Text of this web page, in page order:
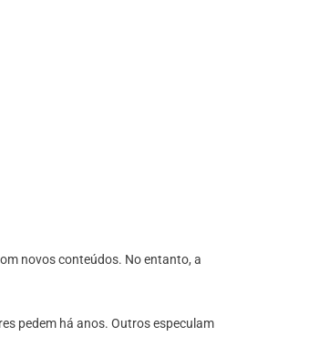
novos conteúdos. No entanto, a
pedem há anos. Outros especulam